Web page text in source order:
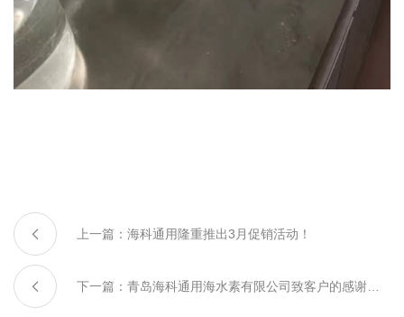
上一篇：海科通用隆重推出3月促销活动！
下一篇：青岛海科通用海水素有限公司致客户的感谢信